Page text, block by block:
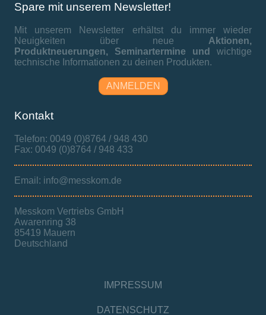
Spare mit unserem Newsletter!
Mit unserem Newsletter erhältst du immer wieder
Neuigkeiten über neue Aktionen,
Produktneuerungen, Seminartermine und wichtige
technische Informationen zu deinen Produkten.
ANMELDEN
Kontakt
Telefon: 0049 (0)8764 / 948 430
Fax: 0049 (0)8764 / 948 433
Email: info@messkom.de
Messkom Vertriebs GmbH
Awarenring 38
85419 Mauern
Deutschland
IMPRESSUM
DATENSCHUTZ